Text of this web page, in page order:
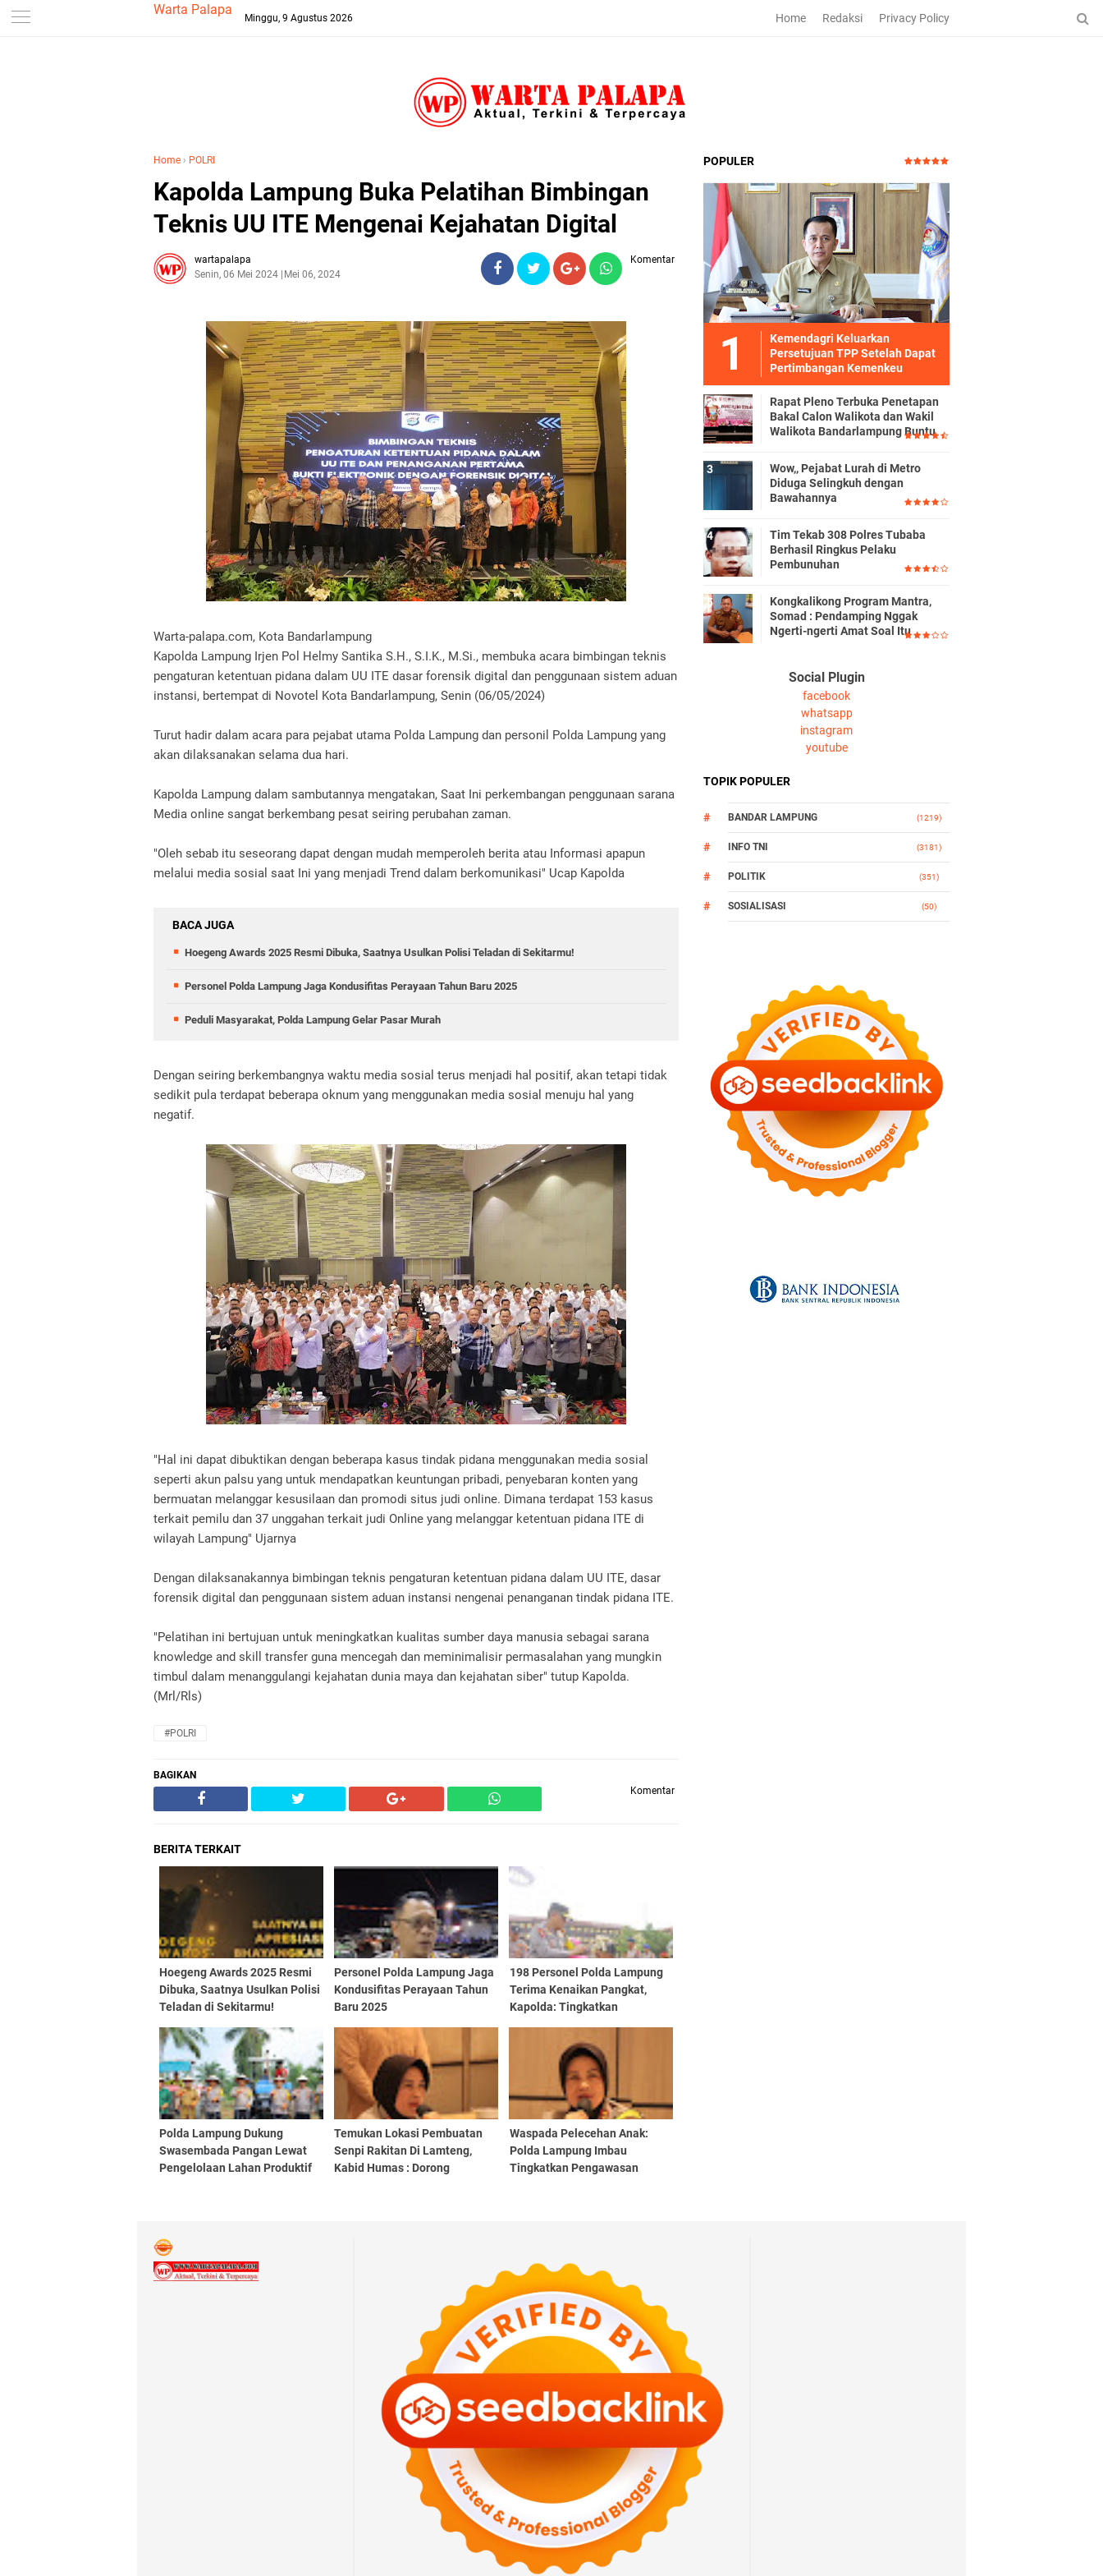
--> Warta Palapa
Minggu, 9 Agustus 2026 Home Redaksi Privacy Policy
Home › POLRI
Kapolda Lampung Buka Pelatihan Bimbingan
Teknis UU ITE Mengenai Kejahatan Digital
wartapalapa
Senin, 06 Mei 2024
Mei 06, 2024
Komentar
Warta-palapa.com, Kota Bandarlampung
Kapolda Lampung Irjen Pol Helmy Santika S.H., S.I.K., M.Si., membuka acara bimbingan teknis
pengaturan ketentuan pidana dalam UU ITE dasar forensik digital dan penggunaan sistem aduan
instansi, bertempat di Novotel Kota Bandarlampung, Senin (06/05/2024)
Turut hadir dalam acara para pejabat utama Polda Lampung dan personil Polda Lampung yang
akan dilaksanakan selama dua hari.
Kapolda Lampung dalam sambutannya mengatakan, Saat Ini perkembangan penggunaan sarana
Media online sangat berkembang pesat seiring perubahan zaman.
"Oleh sebab itu seseorang dapat dengan mudah memperoleh berita atau Informasi apapun
melalui media sosial saat Ini yang menjadi Trend dalam berkomunikasi" Ucap Kapolda
BACA JUGA
Hoegeng Awards 2025 Resmi Dibuka, Saatnya Usulkan Polisi Teladan di Sekitarmu!
Personel Polda Lampung Jaga Kondusifitas Perayaan Tahun Baru 2025
Peduli Masyarakat, Polda Lampung Gelar Pasar Murah
Dengan seiring berkembangnya waktu media sosial terus menjadi hal positif, akan tetapi tidak
sedikit pula terdapat beberapa oknum yang menggunakan media sosial menuju hal yang
negatif.
"Hal ini dapat dibuktikan dengan beberapa kasus tindak pidana menggunakan media sosial
seperti akun palsu yang untuk mendapatkan keuntungan pribadi, penyebaran konten yang
bermuatan melanggar kesusilaan dan promodi situs judi online. Dimana terdapat 153 kasus
terkait pemilu dan 37 unggahan terkait judi Online yang melanggar ketentuan pidana ITE di
wilayah Lampung" Ujarnya
Dengan dilaksanakannya bimbingan teknis pengaturan ketentuan pidana dalam UU ITE, dasar
forensik digital dan penggunaan sistem aduan instansi nengenai penanganan tindak pidana ITE.
"Pelatihan ini bertujuan untuk meningkatkan kualitas sumber daya manusia sebagai sarana
knowledge and skill transfer guna mencegah dan meminimalisir permasalahan yang mungkin
timbul dalam menanggulangi kejahatan dunia maya dan kejahatan siber" tutup Kapolda.
(Mrl/Rls)
#POLRI
BAGIKAN
Komentar
BERITA TERKAIT
Hoegeng Awards 2025 Resmi
Dibuka, Saatnya Usulkan Polisi
Teladan di Sekitarmu!
Personel Polda Lampung Jaga
Kondusifitas Perayaan Tahun
Baru 2025
198 Personel Polda Lampung
Terima Kenaikan Pangkat,
Kapolda: Tingkatkan
Polda Lampung Dukung
Swasembada Pangan Lewat
Pengelolaan Lahan Produktif
Temukan Lokasi Pembuatan
Senpi Rakitan Di Lamteng,
Kabid Humas : Dorong
Waspada Pelecehan Anak:
Polda Lampung Imbau
Tingkatkan Pengawasan
POPULER
Kemendagri Keluarkan
Persetujuan TPP Setelah Dapat
Pertimbangan Kemenkeu
Rapat Pleno Terbuka Penetapan
Bakal Calon Walikota dan Wakil
Walikota Bandarlampung Buntu
Wow,, Pejabat Lurah di Metro
Diduga Selingkuh dengan
Bawahannya
Tim Tekab 308 Polres Tubaba
Berhasil Ringkus Pelaku
Pembunuhan
Kongkalikong Program Mantra,
Somad : Pendamping Nggak
Ngerti-ngerti Amat Soal Itu
Social Plugin
facebook
whatsapp
instagram
youtube
TOPIK POPULER
BANDAR LAMPUNG (1219)
INFO TNI (3181)
POLITIK (351)
SOSIALISASI (50)